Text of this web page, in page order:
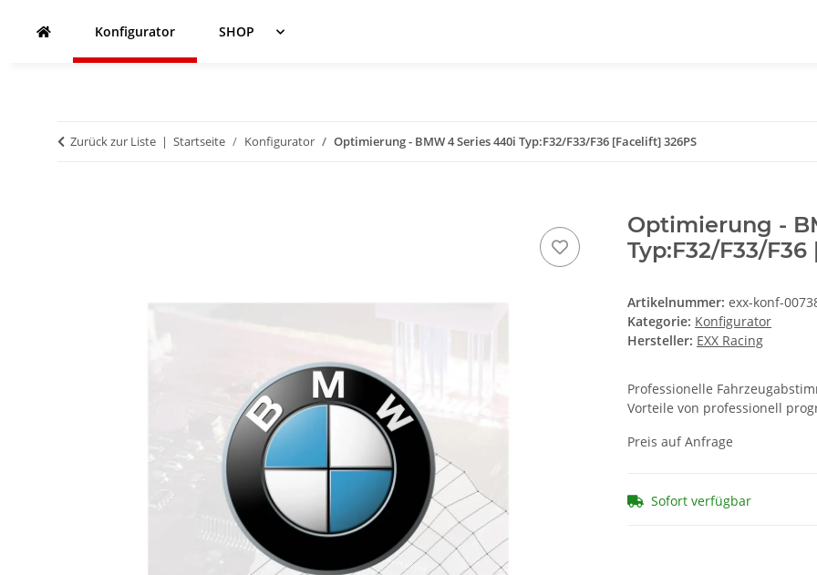
Konfigurator SHOP
Zurück zur Liste Startseite Konfigurator Optimierung - BMW 4 Series 440i Typ:F32/F33/F36 [Facelift] 326PS
Optimierung -
Typ:F32/F33/
Artikelnummer: exx-konf-
Kategorie: Konfigurator
Hersteller: EXX Racing
Professionelle
Vorteile von professionell
Preis auf Anfrage
Sofort verfügbar